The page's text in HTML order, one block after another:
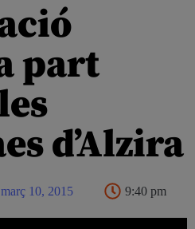
part
d’Alzira
març 10, 2015 9:40 pm